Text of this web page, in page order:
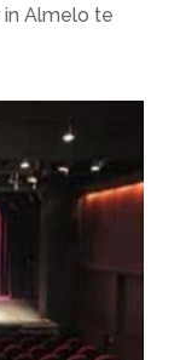
Almelo te